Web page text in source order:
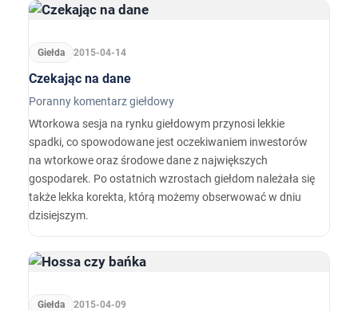
Giełda 2015-04-14
Czekając na dane
Poranny komentarz giełdowy
Wtorkowa sesja na rynku giełdowym przynosi lekkie
spadki, co spowodowane jest oczekiwaniem inwestorów
na wtorkowe oraz środowe dane z największych
gospodarek. Po ostatnich wzrostach giełdom należała się
także lekka korekta, którą możemy obserwować w dniu
dzisiejszym.
Giełda 2015-04-09